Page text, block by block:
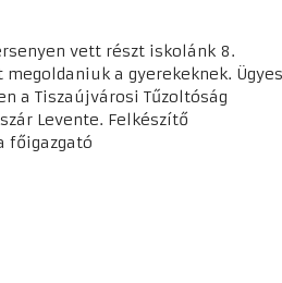
vett részt iskolánk 8.
a gyerekeknek. Ügyes
a Tiszaújvárosi Tűzoltóság
Levente. Felkészítő
főigazgató